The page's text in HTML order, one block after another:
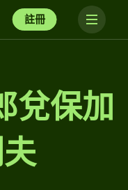
註冊
兌保加